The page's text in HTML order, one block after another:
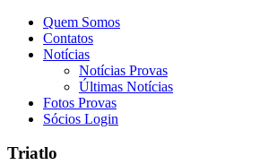
Quem Somos
Contatos
Notícias
Notícias Provas
Últimas Notícias
Fotos Provas
Sócios Login
Triatlo